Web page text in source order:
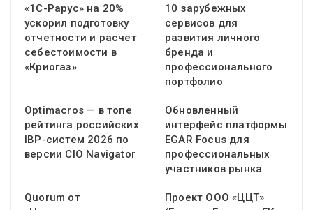
«1С-Рарус» на 20%
ускорил подготовку
отчетности и расчет
себестоимости в
«Криогаз»
10 зарубежных
сервисов для
развития личного
бренда и
профессионального
портфолио
Optimacros — в топе
рейтинга российских
IBP-систем 2026 по
версии CIO Navigator
Обновленный
интерфейс платформы
EGAR Focus для
профессиональных
участников рынка
Quorum от
Проект ООО «ЦЦТ»